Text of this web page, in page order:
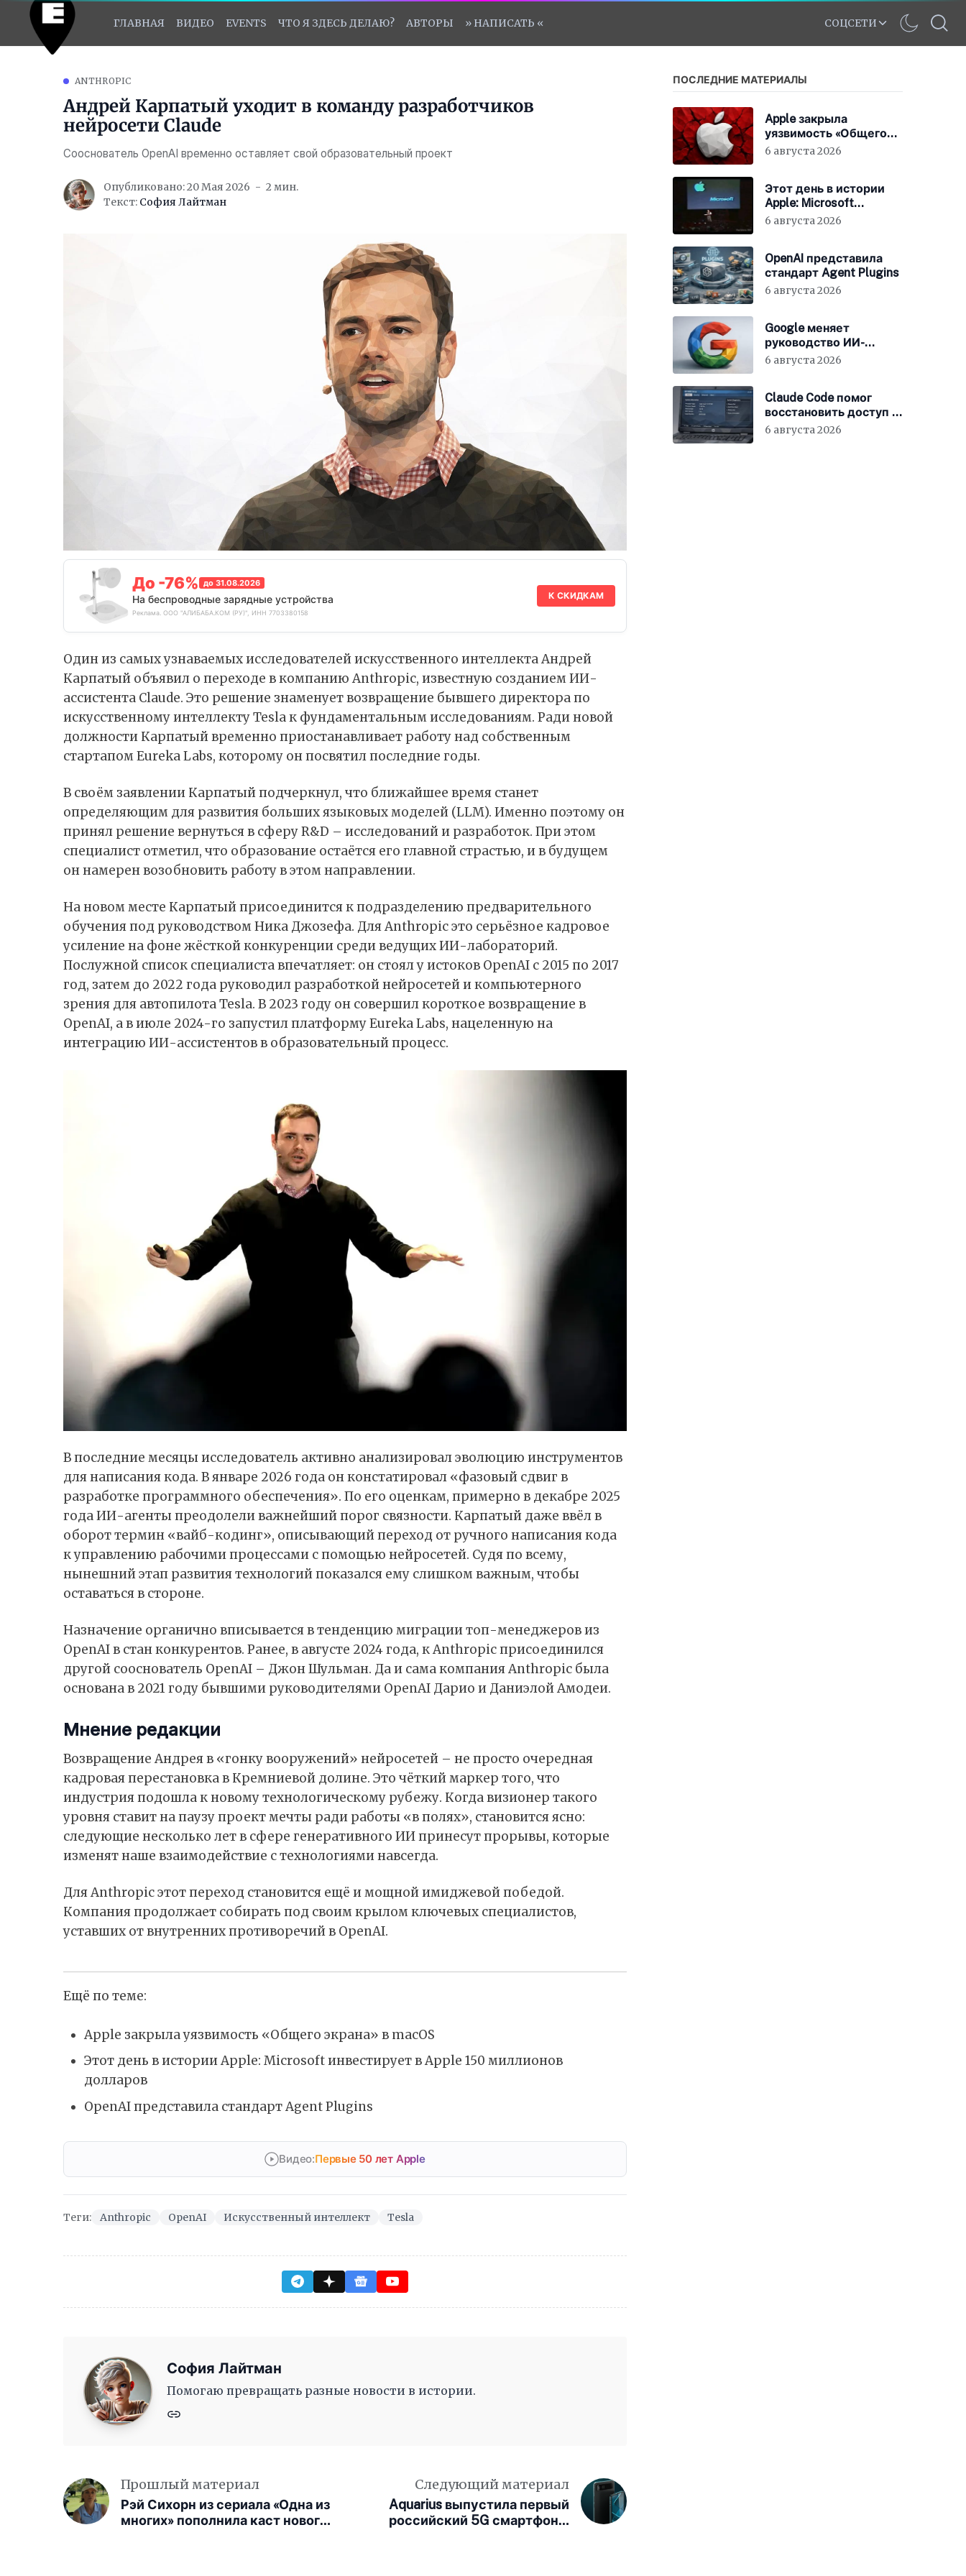
ГЛАВНАЯ ВИДЕО EVENTS ЧТО Я ЗДЕСЬ ДЕЛАЮ? АВТОРЫ » НАПИСАТЬ « СОЦСЕТИ
ANTHROPIC
Андрей Карпатый уходит в команду разработчиков
нейросети Claude
Сооснователь OpenAI временно оставляет свой образовательный проект
Опубликовано: 20 Мая 2026
2 мин.
Текст: София Лайтман
До -76% до 31.08.2026
На беспроводные зарядные устройства
Реклама. ООО "АЛИБАБА.КОМ (РУ)", ИНН 7703380158
К СКИДКАМ
Один из самых узнаваемых исследователей искусственного интеллекта Андрей
Карпатый объявил о переходе в компанию Anthropic, известную созданием ИИ-
ассистента Claude. Это решение знаменует возвращение бывшего директора по
искусственному интеллекту Tesla к фундаментальным исследованиям. Ради новой
должности Карпатый временно приостанавливает работу над собственным
стартапом Eureka Labs, которому он посвятил последние годы.
В своём заявлении Карпатыйподчеркнул, что ближайшее время станет
определяющим для развития больших языковых моделей (LLM). Именно поэтому он
принял решение вернуться в сферу R&D – исследований и разработок. При этом
специалист отметил, что образование остаётся его главной страстью, и в будущем
он намерен возобновить работу в этом направлении.
На новом месте Карпатый присоединится к подразделению предварительного
обучения под руководством Ника Джозефа. Для Anthropic это серьёзное кадровое
усиление на фоне жёсткой конкуренции среди ведущих ИИ-лабораторий.
Послужной список специалиста впечатляет: он стоял у истоков OpenAI с 2015 по 2017
год, затем до 2022 года руководил разработкой нейросетей и компьютерного
зрения для автопилота Tesla. В 2023 году он совершил короткое возвращение в
OpenAI, а в июле 2024-го запустил платформу Eureka Labs, нацеленную на
интеграцию ИИ-ассистентов в образовательный процесс.
В последние месяцы исследователь активно анализировал эволюцию инструментов
для написания кода. В январе 2026 года он констатировал «фазовый сдвиг в
разработке программного обеспечения». По его оценкам, примерно в декабре 2025
года ИИ-агенты преодолели важнейший порог связности. Карпатый даже ввёл в
оборот термин «вайб-кодинг», описывающий переход от ручного написания кода
к управлению рабочими процессами с помощью нейросетей. Судя по всему,
нынешний этап развития технологий показался ему слишком важным, чтобы
оставаться в стороне.
Назначение органично вписывается в тенденцию миграции топ-менеджеров из
OpenAI в стан конкурентов. Ранее, в августе 2024 года, к Anthropic присоединился
другой сооснователь OpenAI – Джон Шульман. Да и сама компания Anthropic была
основана в 2021 году бывшими руководителями OpenAI Дарио и Даниэлой Амодеи.
Мнение редакции
Возвращение Андрея в «гонку вооружений» нейросетей – не просто очередная
кадровая перестановка в Кремниевой долине. Это чёткий маркер того, что
индустрия подошла к новому технологическому рубежу. Когда визионер такого
уровня ставит на паузу проект мечты ради работы «в полях», становится ясно:
следующие несколько лет в сфере генеративного ИИ принесут прорывы, которые
изменят наше взаимодействие с технологиями навсегда.
Для Anthropic этот переход становится ещё и мощной имиджевой победой.
Компания продолжает собирать под своим крылом ключевых специалистов,
уставших от внутренних противоречий в OpenAI.
Ещё по теме:
Apple закрыла уязвимость «Общего экрана» в macOS
Этот день в истории Apple: Microsoft инвестирует в Apple 150 миллионов
долларов
OpenAI представила стандарт Agent Plugins
Видео:Первые 50 лет Apple
Теги: Anthropic OpenAI Искусственный интеллект Tesla
София Лайтман
Помогаю превращать разные новости в истории.
Прошлый материал
Рэй Сихорн из сериала «Одна из
многих» пополнила каст нового
Следующий материал
Aquarius выпустила первый
российский 5G смартфон с
ПОСЛЕДНИЕ МАТЕРИАЛЫ
Apple закрыла
уязвимость «Общего
экрана» в macOS
6 августа 2026
Этот день в истории
Apple: Microsoft
инвестирует в Apple
6 августа 2026
OpenAI представила
стандарт Agent Plugins
6 августа 2026
Google меняет
руководство ИИ-
направления
6 августа 2026
Claude Code помог
восстановить доступ к
BIOS ноутбука
6 августа 2026